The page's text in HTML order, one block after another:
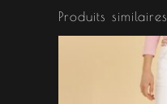
Produits similaires